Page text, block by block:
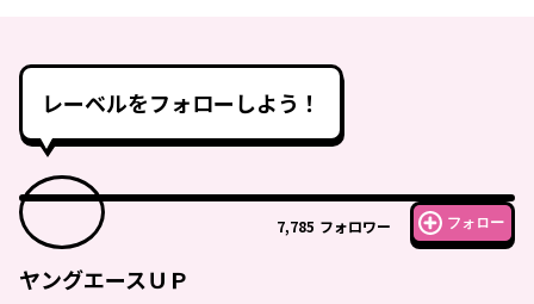
レーベルをフォローしよう！
7,785 フォロワー フォロー
ヤングエースＵＰ